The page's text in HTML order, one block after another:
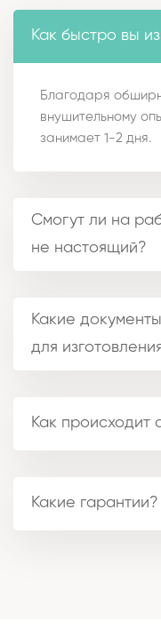
Как быстро вы
Благодаря
внушительному
занимает 1-2 дня.
Смогут ли на
не настоящий?
Какие
для
Как происходит
Какие гарантии?